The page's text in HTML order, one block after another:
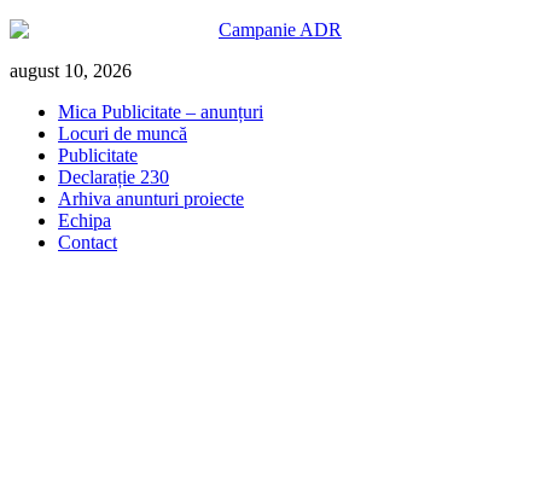
Skip
content
august 10, 2026
Mica Publicitate – anunțuri
Locuri de muncă
Publicitate
Declarație 230
Arhiva anunturi proiecte
Echipa
Contact